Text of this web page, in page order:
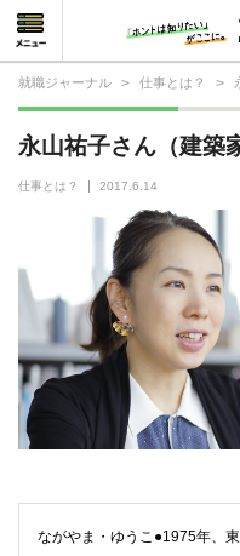
就職ジャーナル > 仕事とは？ >
永山祐子さん（建築
仕事とは？ 2017.6.14
ながやま・ゆうこ●1975年、
就活相談
就活ノウハウ
仕事の選び方・ヒント
仕事とは？
就活コラム